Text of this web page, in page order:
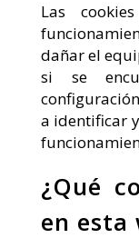
Las
dañar el
si se
a identificar
¿Qué
en esta